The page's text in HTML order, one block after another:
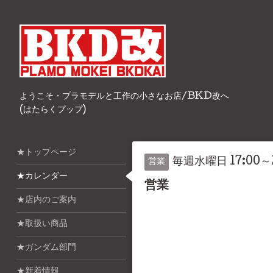
ようこそ・プラモデルと工作の小さなお店/BKD改へ
(はたらくプップ)
営業 毎週水曜日 17:00
営業
★トップページ
★カレンダー
★店内のご案内
★取扱い商品
★ガンダム部門